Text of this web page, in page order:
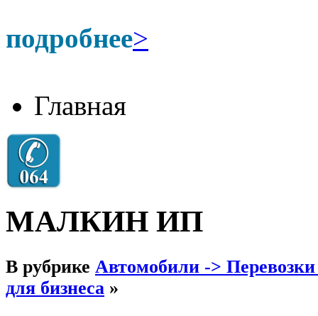
подробнее>
Главная
МАЛКИН ИП
В рубрике Автомобили ->
для бизнеса »